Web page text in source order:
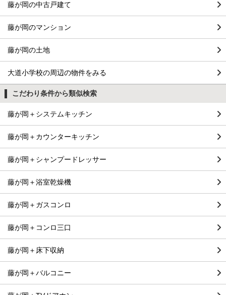
藤が岡の中古戸建て
藤が岡のマンション
藤が岡の土地
大道小学校の周辺の物件をみる
こだわり条件から類似検索
藤が岡＋システムキッチン
藤が岡＋カウンターキッチン
藤が岡＋シャンプードレッサー
藤が岡＋浴室乾燥機
藤が岡＋ガスコンロ
藤が岡＋コンロ三口
藤が岡＋床下収納
藤が岡＋バルコニー